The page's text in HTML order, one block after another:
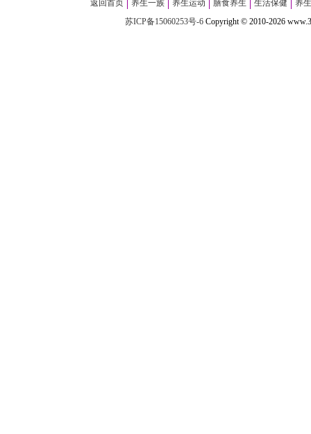
返回首页 养生一族 养生运动 膳食养生 生活保健
养
苏ICP备15060253号-6Copyright©2010-2026